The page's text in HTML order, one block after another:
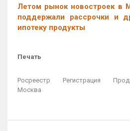
Летом рынок новостроек в
поддержали рассрочки и
ипотеку продукты
Печать
Росреестр Регистрация
Москва